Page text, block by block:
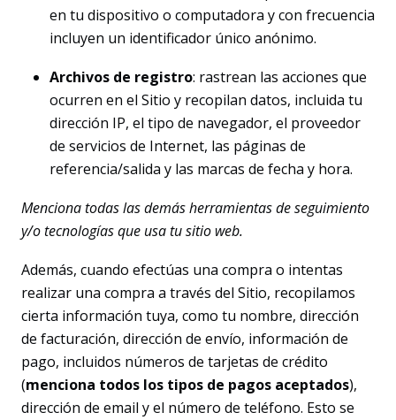
en tu dispositivo o computadora y con frecuencia
incluyen un identificador único anónimo.
Archivos de registro: rastrean las acciones que
ocurren en el Sitio y recopilan datos, incluida tu
dirección IP, el tipo de navegador, el proveedor
de servicios de Internet, las páginas de
referencia/salida y las marcas de fecha y hora.
Menciona todas las demás herramientas de seguimiento
y/o tecnologías que usa tu sitio web.
Además, cuando efectúas una compra o intentas
realizar una compra a través del Sitio, recopilamos
cierta información tuya, como tu nombre, dirección
de facturación, dirección de envío, información de
pago, incluidos números de tarjetas de crédito
(menciona todos los tipos de pagos aceptados),
dirección de email y el número de teléfono. Esto se